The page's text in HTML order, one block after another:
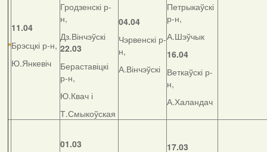
11.04
Брэсцкі р-н,
Ю.Янкевіч
Гродзенскі р-
н,
Дз.Вінчэўскі
22.03
Бераставіцкі
р-н,
Ю.Квач і
Т.Смыкоўская
04.04
Чэрвенскі р-
н,
А.Вінчэўскі
Петрыкаўскі
р-н,
А.Шэўчык
16.04
Веткаўскі р-
н,
А.Халандач
01.03
17.03